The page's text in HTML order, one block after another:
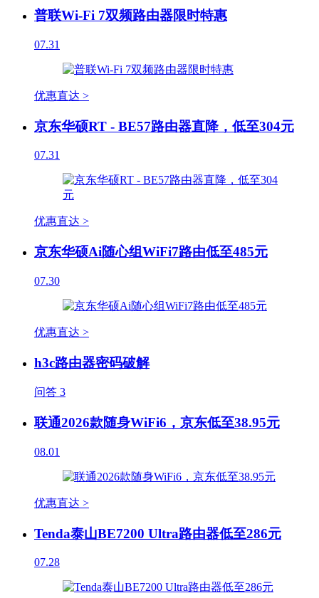
普联Wi-Fi 7双频路由器限时特惠
07.31
优惠直达 >
京东华硕RT - BE57路由器直降，低至304元
07.31
优惠直达 >
京东华硕Ai随心组WiFi7路由低至485元
07.30
优惠直达 >
h3c路由器密码破解
问答 3
联通2026款随身WiFi6，京东低至38.95元
08.01
优惠直达 >
Tenda泰山BE7200 Ultra路由器低至286元
07.28